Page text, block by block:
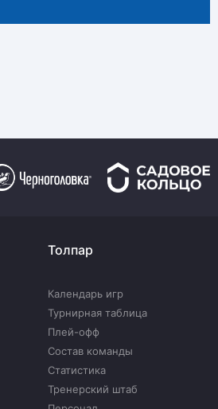
Толпар
Календарь игр
Турнирная таблица
Плей-офф
Состав команды
Статистика
Тренерский штаб